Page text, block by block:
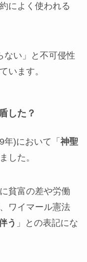
によく使われる
ない」と不可侵性
います。
した？
)において「 神聖
した。
貧富の差や労働
ワイマール憲法
う 」との表記にな